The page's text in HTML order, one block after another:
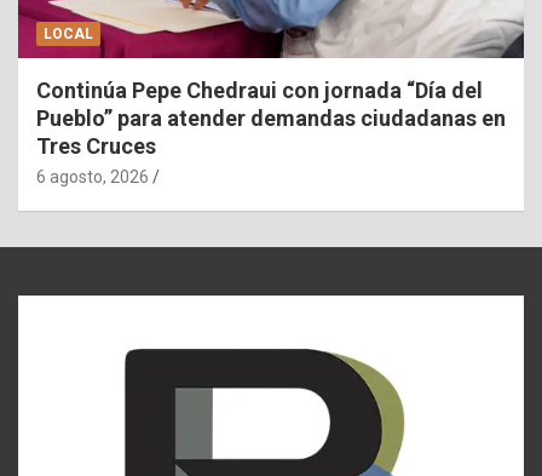
LOCAL
Continúa Pepe Chedraui con jornada “Día del
Pueblo” para atender demandas ciudadanas en
Tres Cruces
6 agosto, 2026